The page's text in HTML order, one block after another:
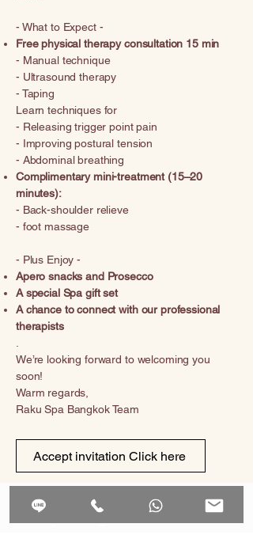
- What to Expect -
Free physical therapy consultation 15 min
- Manual technique
- Ultrasound therapy
- Taping
Learn techniques for
- Releasing trigger point pain
- Improving postural tension
- Abdominal breathing
Complimentary mini-treatment (15–20
minutes):
- Back-shoulder relieve
- foot massage
- Plus Enjoy -
Apero snacks and Prosecco
A special Spa gift set
A chance to connect with our professional
therapists
We’re looking forward to welcoming you
soon!
Warm regards,
Raku Spa Bangkok Team
Accept invitation Click here